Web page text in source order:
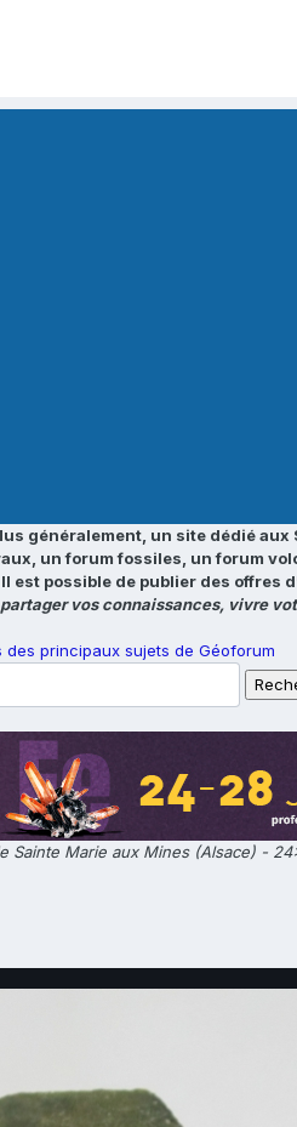
généralement, un site dédié
un forum fossiles, un forum
possible de publier des offres
vos connaissances, vivre
des principaux sujets de Géoforum
Sainte Marie aux Mines (Alsace) -